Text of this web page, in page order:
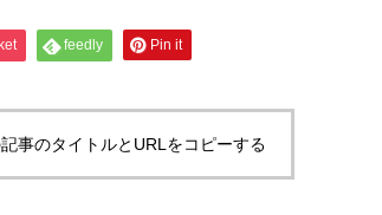
feedly Pin it
事のタイトルとURLをコピーする